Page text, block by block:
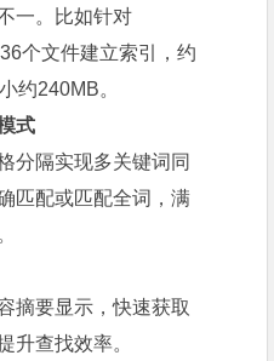
一。比如针对
个文件建立索引，约
约240MB。
式
分隔实现多关键词同
匹配或匹配全词，满
摘要显示，快速获取
升查找效率。